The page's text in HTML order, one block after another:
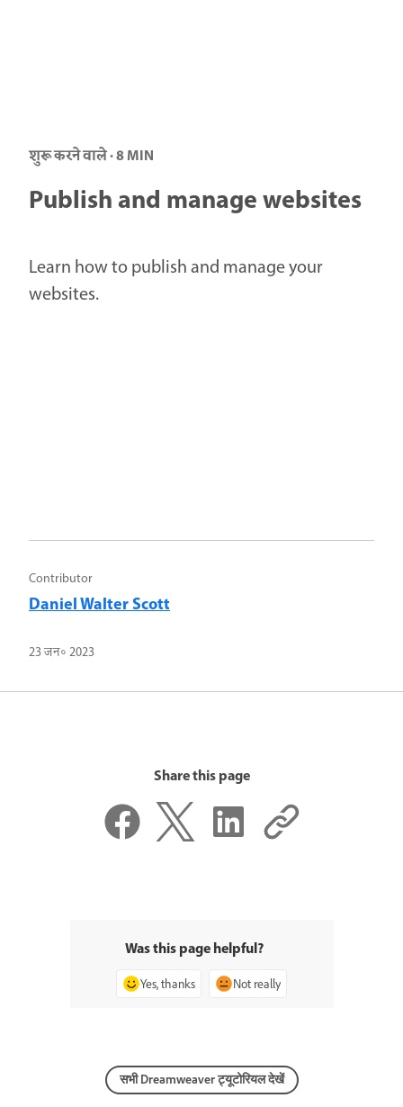
शुरू करने वाले · 8 MIN
Publish and manage websites
Learn how to publish and manage your
websites.
Contributor
Daniel Walter Scott
23 जन॰ 2023
Share this page
Was this page helpful?
Yes, thanks Not really
सभी Dreamweaver ट्यूटोरियल देखें